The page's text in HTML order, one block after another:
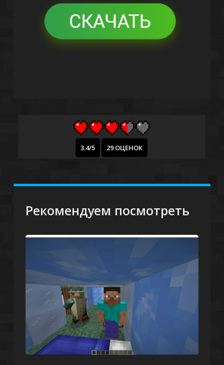
3.4/5 29 ОЦЕНОК
Рекомендуем посмотреть